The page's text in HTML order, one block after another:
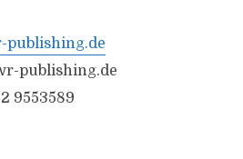
publishing.de
publishing.de
9553589